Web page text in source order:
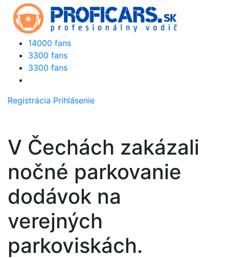
14000 fans
3300 fans
3300 fans
Registrácia Prihlásenie
V Čechách zakázali
nočné parkovanie
dodávok na
verejných
parkoviskách.